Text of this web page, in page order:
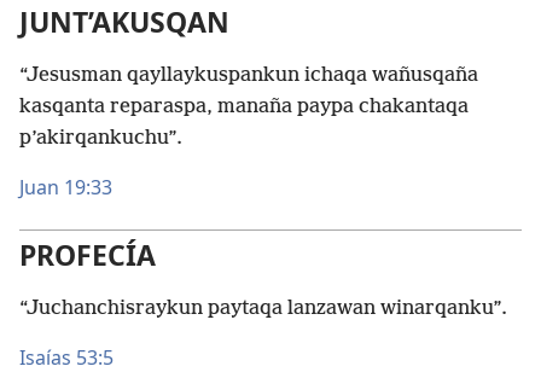
JUNT’AKUSQAN
“Jesusman qayllaykuspankun ichaqa wañusqaña
kasqanta reparaspa, manaña paypa chakantaqa
p’akirqankuchu”.
Juan 19:33
PROFECÍA
“Juchanchisraykun paytaqa lanzawan winarqanku”.
Isaías 53:5